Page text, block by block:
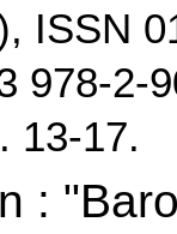
ISSN
978-2-
13-17.
: